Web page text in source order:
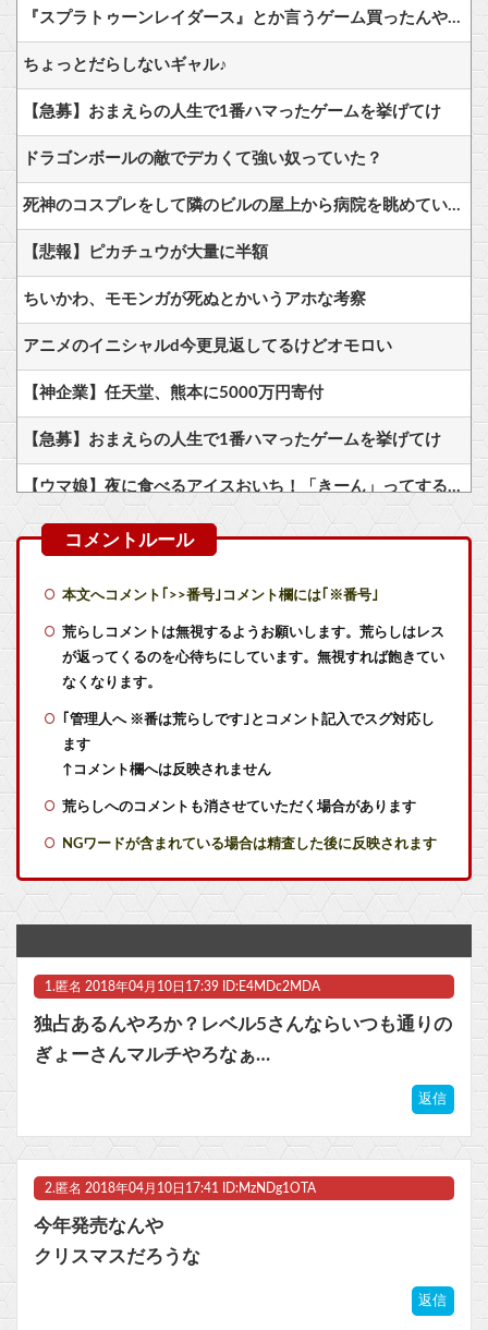
『スプラトゥーンレイダース』とか言うゲーム買ったんやけど
ちょっとだらしないギャル♪
【急募】おまえらの人生で1番ハマったゲームを挙げてけ
ドラゴンボールの敵でデカくて強い奴っていた？
死神のコスプレをして隣のビルの屋上から病院を眺めていた男を逮捕ｗｗｗ
【悲報】ピカチュウが大量に半額
ちいかわ、モモンガが死ぬとかいうアホな考察
アニメのイニシャルd今更見返してるけどオモロい
【神企業】任天堂、熊本に5000万円寄付
【急募】おまえらの人生で1番ハマったゲームを挙げてけ
【ウマ娘】夜に食べるアイスおいち！「きーん」ってするち。
ヒロイン攻略後に始まる‘エクストラモード’
【艦これ】授業中に居眠りふぶき 他
【艦これ】ヴァトールはなんて呼べばいいんだろうね
【シャニマス】海外の小糸の紹介文（日本語訳）
【UFO戦士ダイアポロン】NEO ダイナマイトアクション「ダイアポロン アニメカラーVer.」アクションフィギュア【予約開始】他
部屋作りゲーム、確率で出現するイカを見るとクラッシュする不具合が発生
『バンドリ！ ゆめ∞みた』8話感想 みゅーたいぷ解散の危機！？他
【ポケモンGO】「色違い000個体」とかい逆にレアな個体
マスク 十兆円を失う‥投資家「アメリカ党？バカかコイツw」
ビットコイン再び1600万円へ。ドル円は147円に
Powered by livedoor 相互RSS
本文へコメント｢>>番号｣コメント欄には｢※番号｣
荒らしコメントは無視するようお願いします。荒らしはレス
が返ってくるのを心待ちにしています。無視すれば飽きてい
なくなります。
｢管理人へ ※番は荒らしです｣とコメント記入でスグ対応し
ます
↑コメント欄へは反映されません
荒らしへのコメントも消させていただく場合があります
NGワードが含まれている場合は精査した後に反映されます
1. 匿名 2018年04月10日17:39 ID:E4MDc2MDA
独占あるんやろか？レベル5さんならいつも通りの
ぎょーさんマルチやろなぁ…
返信
2. 匿名 2018年04月10日17:41 ID:MzNDg1OTA
今年発売なんや
クリスマスだろうな
返信